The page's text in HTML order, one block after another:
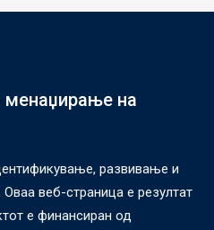
менаџирање на
развивање и
веб-страница е резултат
е финансиран од